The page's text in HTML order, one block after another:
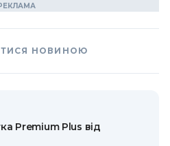
НОВИНОЮ
Premium Plus від